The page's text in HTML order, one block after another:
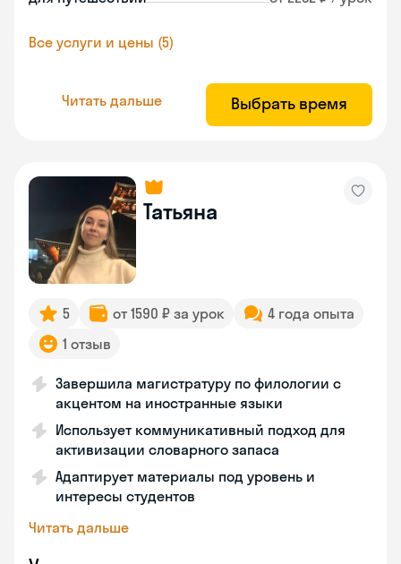
Все услуги и цены (5)
Читать дальше Выбрать время
Татьяна
5 от 1590 ₽ за урок
4 года опыта
1 отзыв
Завершила магистратуру по филологии с
акцентом на иностранные языки
Использует коммуникативный подход для
активизации словарного запаса
Адаптирует материалы под уровень и
интересы студентов
Читать дальше